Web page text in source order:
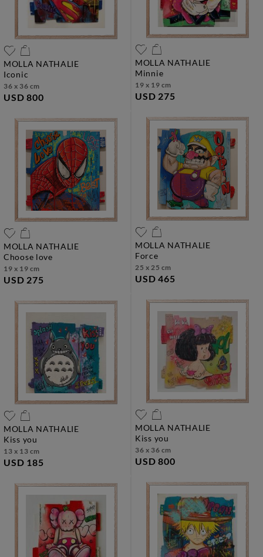
MOLLA NATHALIE
iconic
36 x 36 cm
USD 800
MOLLA NATHALIE
minnie
19 x 19 cm
USD 275
MOLLA NATHALIE
choose love
19 x 19 cm
USD 275
MOLLA NATHALIE
force
25 x 25 cm
USD 465
MOLLA NATHALIE
kiss you
13 x 13 cm
USD 185
MOLLA NATHALIE
kiss you
36 x 36 cm
USD 800